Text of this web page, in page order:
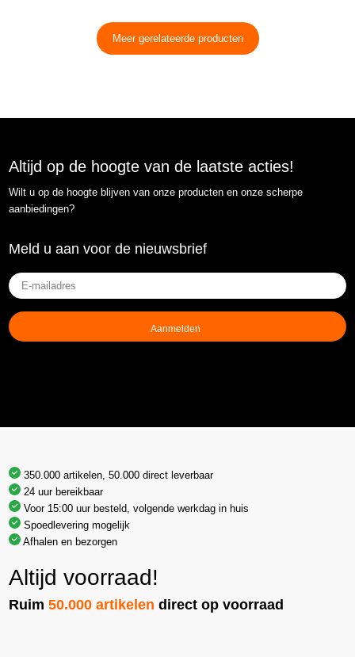
Meer gerelateerde producten
Altijd op de hoogte van de laatste acties!
Wilt u op de hoogte blijven van onze producten en onze scherpe
aanbiedingen?
Meld u aan voor de nieuwsbrief
E-
mailadres
(Vereist)
350.000 artikelen, 50.000 direct leverbaar
24 uur bereikbaar
Voor 15:00 uur besteld, volgende werkdag in huis
Spoedlevering mogelijk
Afhalen en bezorgen
Altijd voorraad!
Ruim50.000 artikelen direct op voorraad